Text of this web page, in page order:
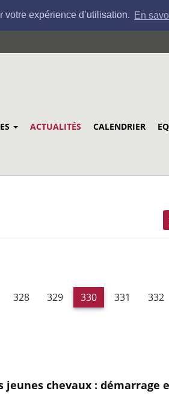
expérience d’utilisation. En
ACTUALITÉS CALENDRIER
328 329 330 331 332
jeunes chevaux : démarrage